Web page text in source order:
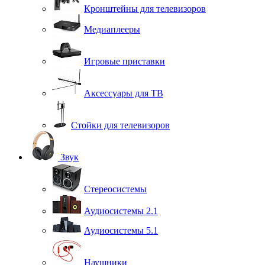
Кронштейны для телевизоров
Медиаплееры
Игровые приставки
Аксессуары для ТВ
Стойки для телевизоров
Звук
Стереосистемы
Аудиосистемы 2.1
Аудиосистемы 5.1
Наушники